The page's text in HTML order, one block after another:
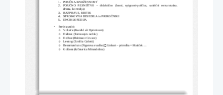
1.
POUČNA KNJIŽEVNOST
2.
POUČNO PESNIŠTVO – didaktično (basni, epigrami-puščica, satirični roman/satira,
drama, komedija)
3.
RAZPRAVE, KRITIK
4.
STROKOVNA BESEDILA in PRIROČNIKI
5.
ENCIKLOPEDIJA
-
Predstavniki:
o
Voltaire (Kandid ali Optimizem)
o
Diderot (Rameaujev nečak)
o
Dedfoe (Robinson Crusoe)
o
Lessing (Emillia Galotti)
o
Beaumarchais (Figarova svadba)  Linhart – priredba = Matiček ...
o
Goldoni (krčmarica Mirandolina)